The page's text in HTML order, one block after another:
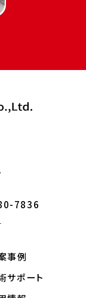
7836
事例
サポート